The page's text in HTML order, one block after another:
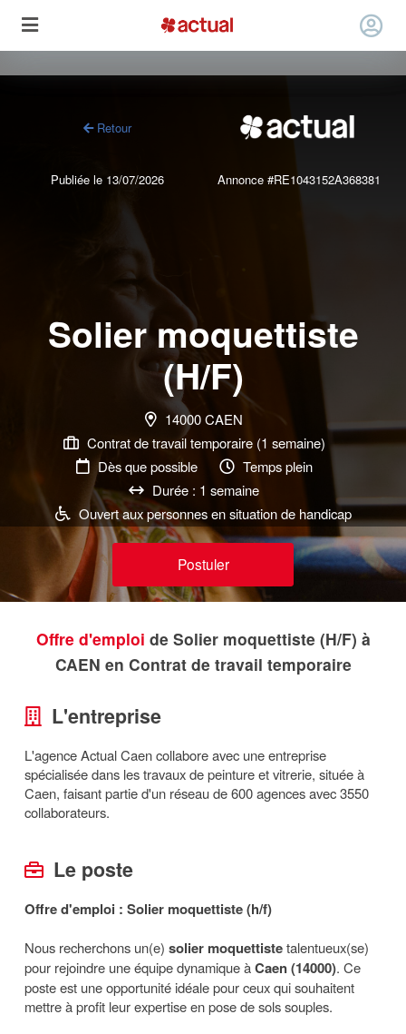
Retour
Publiée le 13/07/2026 Annonce #RE1043152A368381
Solier moquettiste
(H/F)
14000 CAEN
Contrat de travail temporaire (1 semaine)
Dès que possible
Temps plein
Durée : 1 semaine
Ouvert aux personnes en situation de handicap
Postuler
Offre d'emploi de Solier moquettiste (H/F) à
CAEN en Contrat de travail temporaire
L'entreprise
L'agence Actual Caen collabore avec une entreprise
spécialisée dans les travaux de peinture et vitrerie, située à
Caen, faisant partie d'un réseau de 600 agences avec 3550
collaborateurs.
Le poste
Offre d'emploi : Solier moquettiste (h/f)
Nous recherchons un(e) solier moquettistetalentueux(se)
pour rejoindre une équipe dynamique àCaen (14000). Ce
poste est une opportunité idéale pour ceux qui souhaitent
mettre à profit leur expertise en pose de sols souples.